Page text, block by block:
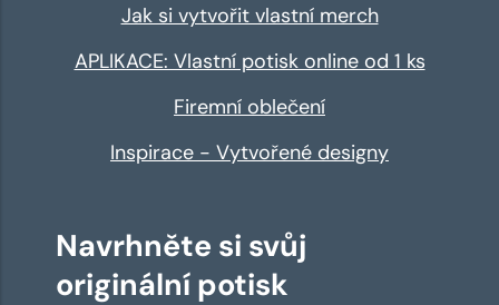
Jak si vytvořit vlastní merch
APLIKACE: Vlastní potisk online od 1 ks
Firemní oblečení
Inspirace - Vytvořené designy
Navrhněte si svůj
originální potisk